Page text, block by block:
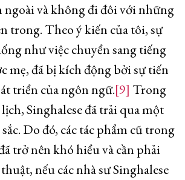
ngoài và không đi đôi với những
trong. Theo ý kiến của tôi, sự
như việc chuyển sang tiếng
mẹ, đã bị kích động bởi sự tiến
triển của ngôn ngữ.[9] Trong
Singhalese đã trải qua một
Do đó, các tác phẩm cũ trong
trở nên khó hiểu và cần phải
nếu các nhà sư Singhalese